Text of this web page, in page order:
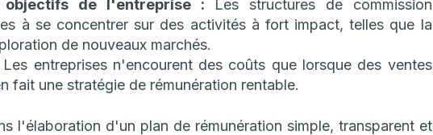
objectifs de l'entreprise :
Les structures de commission
à se concentrer sur des activités à fort impact, telles que la
de nouveaux marchés.
Les entreprises n'encourent des coûts que lorsque des ventes
fait une stratégie de rémunération rentable.
l'élaboration d'un plan de rémunération simple, transparent et